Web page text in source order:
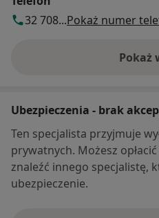
32 708...Pokaż numer
Pokaż
Ubezpieczenia - brak
Ten specjalista przyjmuje
prywatnych. Możesz
znaleźć innego specjalistę,
ubezpieczenie.